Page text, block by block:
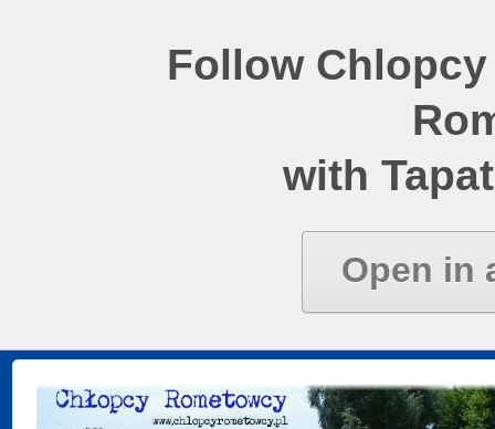
Follow
with
Open in